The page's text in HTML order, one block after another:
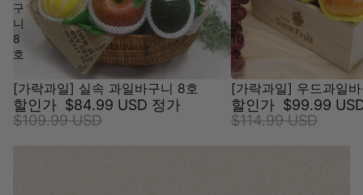
구
니
8
호
[가락과일] 실속 과일바구니 8호
할인가 $84.99 USD 정가
$109.99 USD
구
니
10
호
[가락과일] 우드과일
할인가 $99.99
$114.99 USD